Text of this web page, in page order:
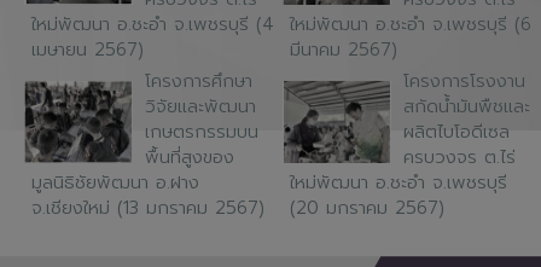
ใหม่พัฒนา อ.ชะอำ จ.เพชรบุรี (4
เมษายน 2567)
ใหม่พัฒนา อ.ชะอำ จ.เพชรบุรี (6
มีนาคม 2567)
โครงการศึกษา
วิจัยและพัฒนา
เกษตรกรรมบน
พื้นที่สูงของ
มูลนิธิชัยพัฒนา อ.ฝาง
จ.เชียงใหม่ (13 มกราคม 2567)
โครงการโรงงาน
สกัดน้ำมันพืชและ
ผลิตไบโอดีเซล
ครบวงจร ต.ไร่
ใหม่พัฒนา อ.ชะอำ จ.เพชรบุรี
(20 มกราคม 2567)